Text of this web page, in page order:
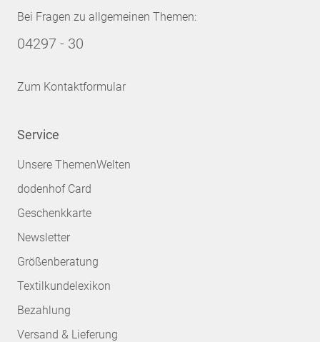
Bei Fragen zu allgemeinen Themen:
04297 - 30
Zum Kontaktformular
Service
Unsere ThemenWelten
dodenhof Card
Geschenkkarte
Newsletter
Größenberatung
Textilkundelexikon
Bezahlung
Versand & Lieferung